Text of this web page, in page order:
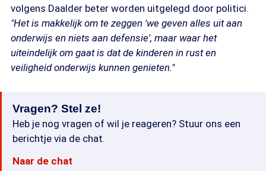
volgens Daalder beter worden uitgelegd door politici.
"Het is makkelijk om te zeggen 'we geven alles uit aan
onderwijs en niets aan defensie', maar waar het
uiteindelijk om gaat is dat de kinderen in rust en
veiligheid onderwijs kunnen genieten."
Vragen? Stel ze!
Heb je nog vragen of wil je reageren? Stuur ons een
berichtje via de chat.
Naar de chat